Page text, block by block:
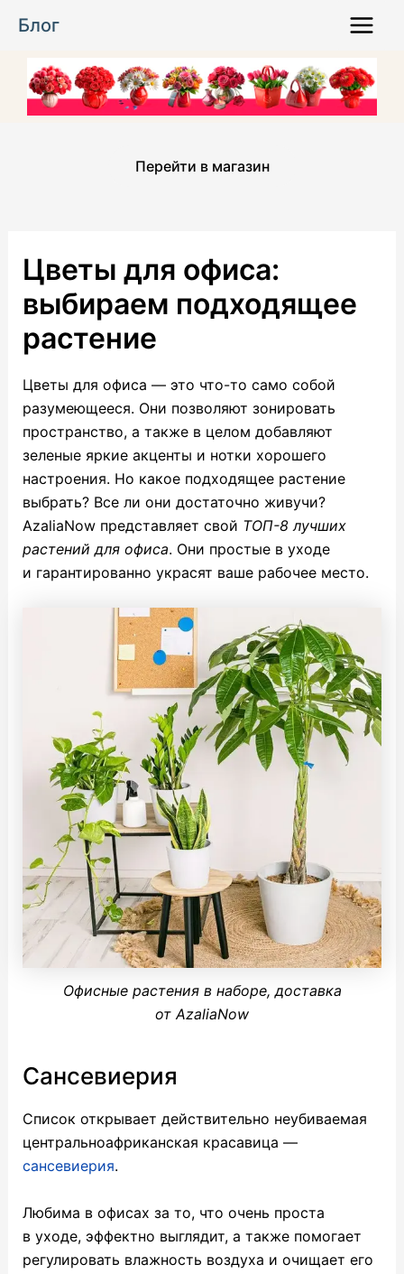
Блог
Menu
Перейти в магазин
Цветы для офиса:
выбираем подходящее
растение
Цветы для офиса — это что-то само собой
разумеющееся. Они позволяют зонировать
пространство, а также в целом добавляют
зеленые яркие акценты и нотки хорошего
настроения. Но какое подходящее растение
выбрать? Все ли они достаточно живучи?
AzaliaNow представляет свой ТОП-8 лучших
растений для офиса. Они простые в уходе
и гарантированно украсят ваше рабочее место.
Офисные растения в наборе, доставка
от AzaliaNow
Сансевиерия
Список открывает действительно неубиваемая
центральноафриканская красавица —
сансевиерия.
Любима в офисах за то, что очень проста
в уходе, эффектно выглядит, а также помогает
регулировать влажность воздуха и очищает его